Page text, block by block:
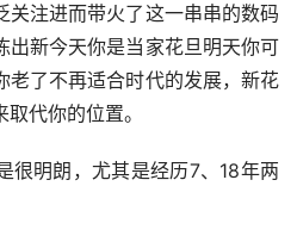
关注进而带火了这一串串的数码
出新今天你是当家花旦明天你可
老了不再适合时代的发展，新花
代你的位置。
很明朗，尤其是经历7、18年两